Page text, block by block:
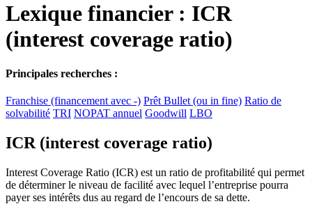
Lexique financier : ICR
(interest coverage ratio)
Principales recherches :
Franchise (financement avec -) Prêt Bullet (ou in fine) Ratio de
solvabilité TRI NOPAT annuel Goodwill LBO
ICR (interest coverage ratio)
Interest Coverage Ratio (ICR) est un ratio de profitabilité qui permet
de déterminer le niveau de facilité avec lequel l’entreprise pourra
payer ses intérêts dus au regard de l’encours de sa dette.